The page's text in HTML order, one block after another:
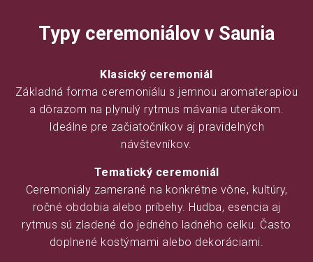
Typy ceremoniálov v Saunia
Klasický ceremoniál
Základná forma ceremoniálu s jemnou aromaterapiou
a dôrazom na plynulý rytmus mávania uterákom.
Ideálne pre začiatočníkov aj pravidelných
návštevníkov.
Tematický ceremoniál
Ceremoniály zamerané na konkrétne vône, kultúry,
ročné obdobia alebo príbehy. Hudba, esencia aj
rytmus sú zladené do jedného ladného celku. Často
doplnené kostýmami alebo dekoráciami.